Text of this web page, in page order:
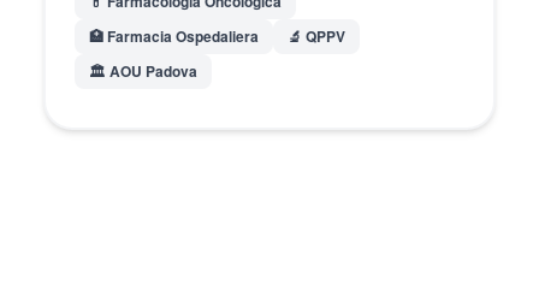
🏥 Farmacia Ospedaliera
🔬 QPPV
🏛️ AOU Padova